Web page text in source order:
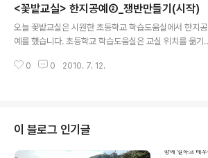
이 옮겨심어주었습니다.
<꽃밭교실> 한지공예②_쟁반만들기(시작)
오늘 꽃밭교실은 시원한 초등학교 학습도움실에서 한지공
예를 했습니다. 초등학교 학습도움실은 교실 위치를 옮기
요. 오늘 한지공예 수업은 지난 6월 28일에 열쇠고리를 만
은 저마다 다르게 만드네요. 한 수업시간 안에 찢고, 붙이
고, 말리고, 바르고 하기에는 시간이 부족했습니다. 그래서
다음에 한번 더 이어서 하기로 했지요.
0 0 2010. 7. 12.
이 블로그 인기글